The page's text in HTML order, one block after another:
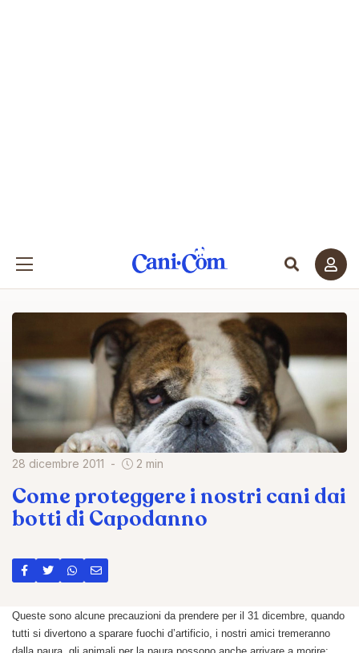
28 dicembre 2011 2 min
Come proteggere i nostri cani dai
botti di Capodanno
Queste sono alcune precauzioni da prendere per il 31 dicembre, quando
tutti si divertono a sparare fuochi d’artificio, i nostri amici tremeranno